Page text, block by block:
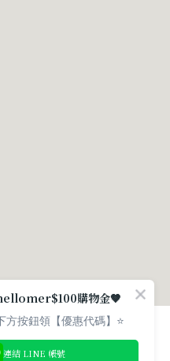
購物金🤎
方按鈕領【優惠代碼】⭐
連結 LINE 帳號